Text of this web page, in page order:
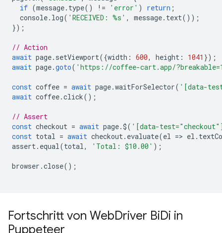
if (message. type() != 'error' ) return ;
console. log( 'RECEIVED: %s' , message. text());
});
// Action
await page. setViewport({width : 600, height : 1041 });
await page.goto( 'https://coffee-cart.app/
const coffee = await page.waitForSelector( '[data-
await coffee.click();
// Assert
const checkout = await page.$( '[data-
const total = await checkout. evaluate(el => el .
assert. equal(total, 'Total: $10.00' );
browser .close();
Fortschritt von WebDriver BiDi in
Puppeteer